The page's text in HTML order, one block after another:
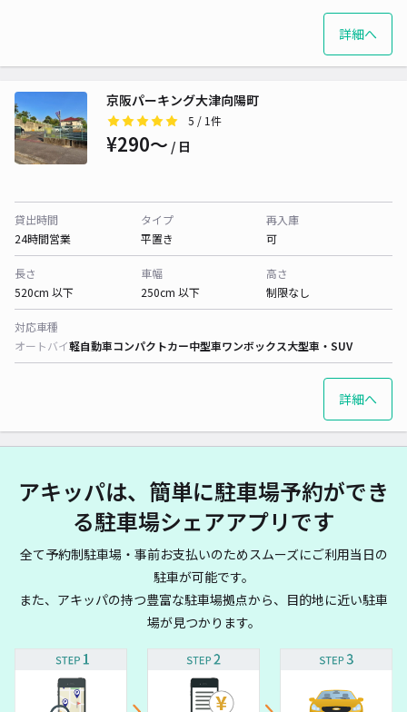
詳細へ
京阪パーキング大津向陽町
5 / 1件
¥290〜 / 日
貸出時間
24時間営業
タイプ
平置き
再入庫
可
長さ
520cm 以下
車幅
250cm 以下
高さ
制限なし
対応車種
オートバイ軽自動車コンパクトカー中型車ワンボックス大型車・SUV
詳細へ
アキッパは、簡単に駐車場予約ができ
る駐車場シェアアプリです
全て予約制駐車場・事前お支払いのためスムーズにご利用当日の
駐車が可能です。
また、アキッパの持つ豊富な駐車場拠点から、目的地に近い駐車
場が見つかります。